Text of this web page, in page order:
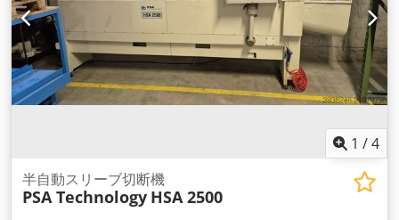
1 /4
半自動スリーブ切断機
PSA Technology HSA 2500